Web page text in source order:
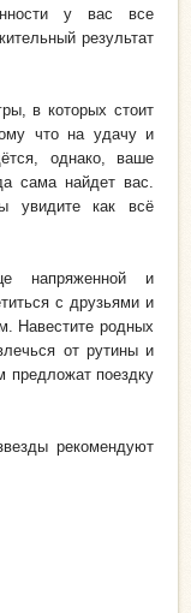
у вас все
результат
в которых стоит
что на удачу и
однако, ваше
сама найдет вас.
увидите как всё
напряженной и
с друзьями и
Навестите родных
от рутины и
предложат поездку
рекомендуют